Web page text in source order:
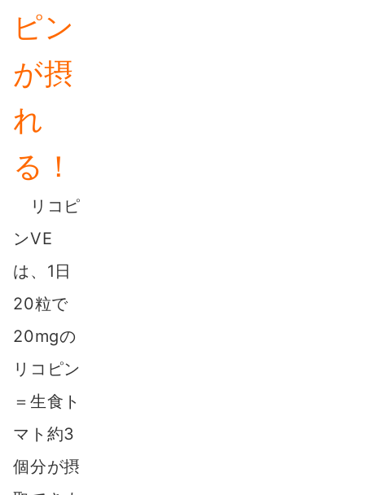
ピン
が摂
れ
る！
リコピ
ンVE
は、1日
20粒で
20mgの
リコピン
＝生食ト
マト約3
個分が摂